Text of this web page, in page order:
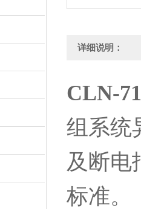
详细说明：
CLN-
组系统
及断电
标准。